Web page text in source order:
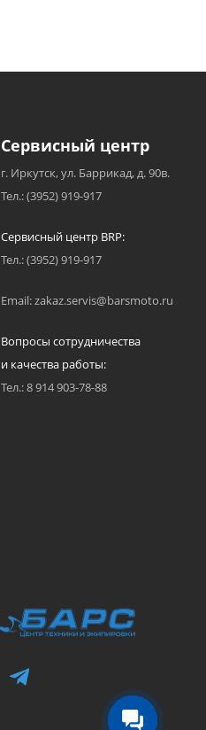
Сервисный центр
г. Иркутск, ул. Баррикад, д. 90в.
Тел.: (3952) 919-917
Сервисный центр BRP:
Тел.: (3952) 919-917
Email: zakaz.servis@barsmoto.ru
Вопросы сотрудничества
и качества работы:
Тел.: 8 914 903-78-88